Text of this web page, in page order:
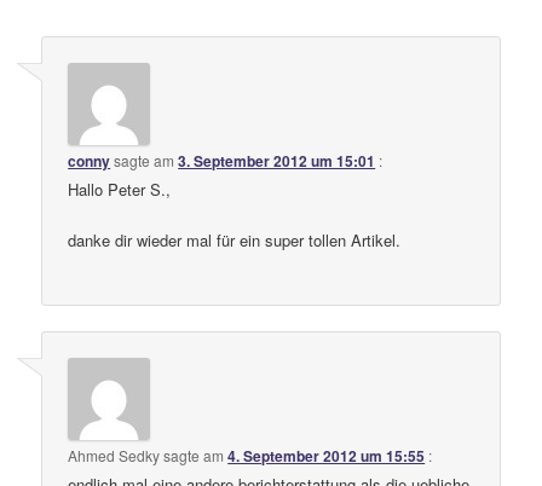
connysagte am3. September 2012 um 15:01 :
Hallo Peter S.,
danke dir wieder mal für ein super tollen Artikel.
Ahmed Sedkysagte am4. September 2012 um 15:55 :